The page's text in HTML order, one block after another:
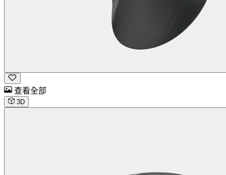
查看全部
3D